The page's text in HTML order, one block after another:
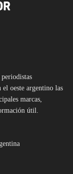
el oeste argentino las
marcas,
útil.